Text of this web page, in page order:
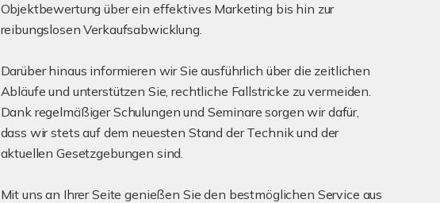
Objektbewertung über ein effektives Marketing bis hin zur
reibungslosen Verkaufsabwicklung.
Darüber hinaus informieren wir Sie ausführlich über die zeitlichen
Abläufe und unterstützen Sie, rechtliche Fallstricke zu vermeiden.
Dank regelmäßiger Schulungen und Seminare sorgen wir dafür,
dass wir stets auf dem neuesten Stand der Technik und der
aktuellen Gesetzgebungen sind.
Mit uns an Ihrer Seite genießen Sie den bestmöglichen Service aus